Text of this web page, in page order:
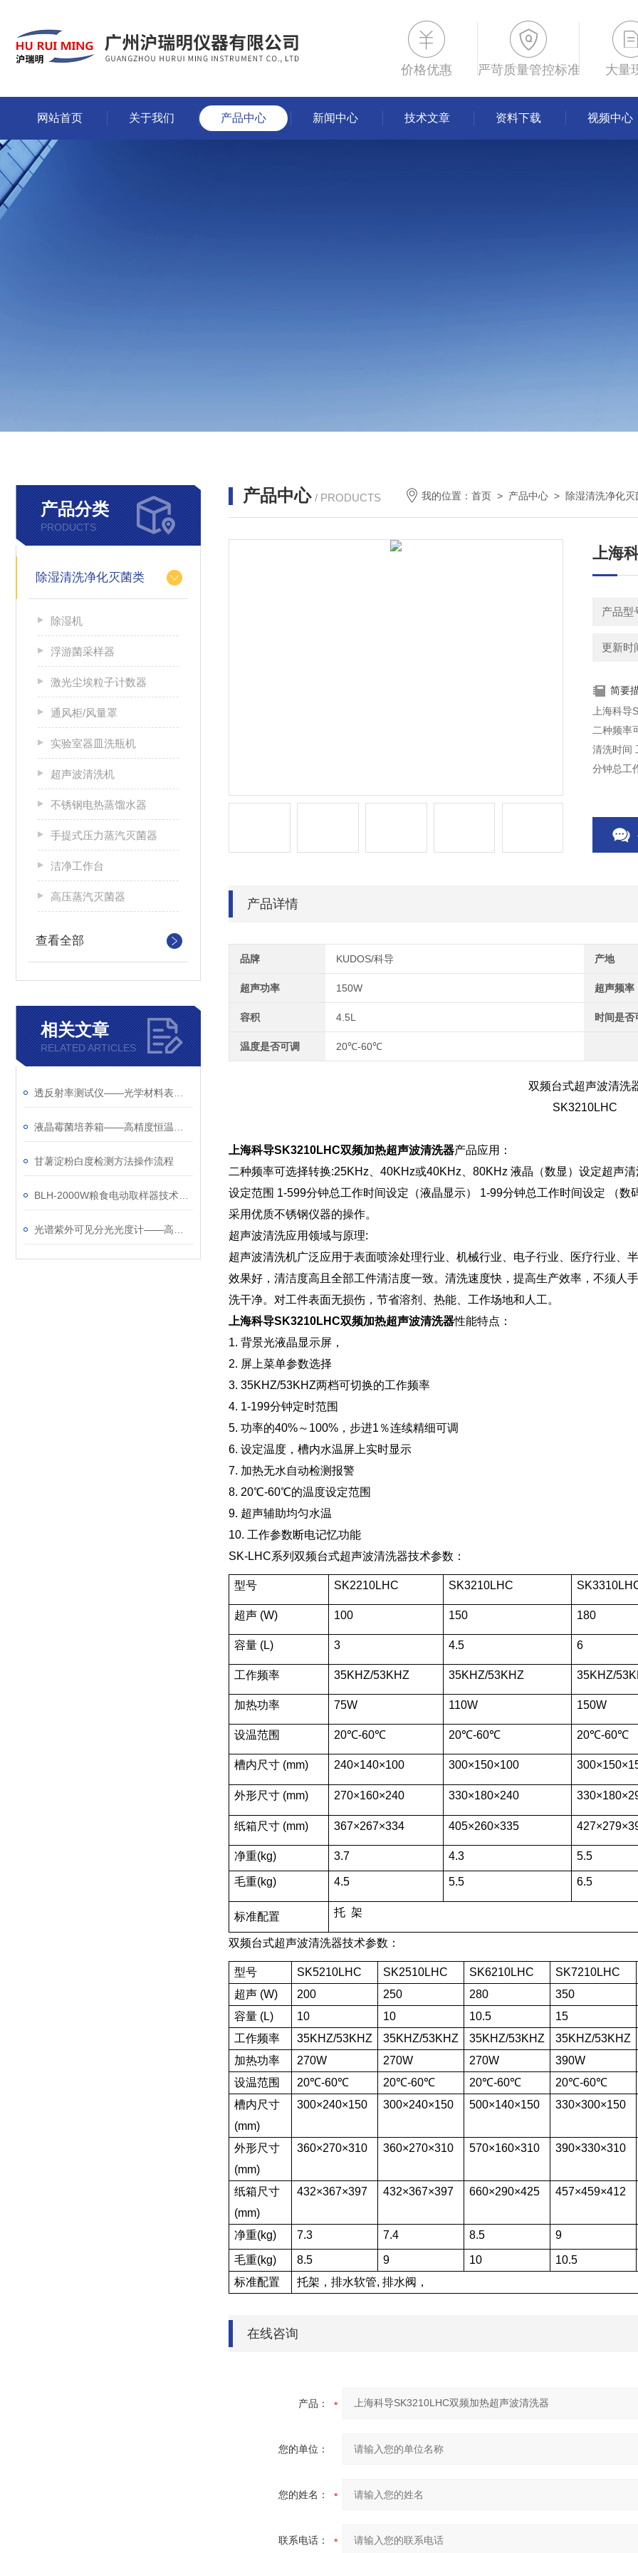
价格优惠 严苛质量管控标准 大量
网站首页 关于我们 产品中心 新闻中心 技术文章 资料下载 视频中心
产品分类
PRODUCTS
除湿清洗净化灭菌类
除湿机
浮游菌采样器
激光尘埃粒子计数器
通风柜/风量罩
实验室器皿洗瓶机
超声波清洗机
不锈钢电热蒸馏水器
手提式压力蒸汽灭菌器
洁净工作台
高压蒸汽灭菌器
查看全部
相关文章
RELATED ARTICLES
甘薯淀粉白度检测方法操作流程
产品中心 / PRODUCTS 我的位置：首页 > 产品中心 > 除湿清洗净化灭
上海
产品型
更新时
简要
上海科导
二种频率
清洗时间
分钟总工
产品详情
品牌 KUDOS/科导 产地
超声功率 150W 超声频率
容积 4.5L 时间是否
温度是否可调 20℃-60℃
双频台式超声波清洗
SK3210LHC
上海科导SK3210LHC双频加热超声波清洗器产品应用：
二种频率可选择转换:25KHz、40KHz或40KHz、80KHz 液晶（数显）设定超声
设定范围 1-599分钟总工作时间设定（液晶显示） 1-99分钟总工作时间设定 （
采用优质不锈钢仪器的操作。
超声波清洗应用领域与原理:
超声波清洗机广泛应用于表面喷涂处理行业、机械行业、电子行业、医疗行业、
效果好，清洁度高且全部工件清洁度一致。清洗速度快，提高生产效率，不须人
洗干净。对工件表面无损伤，节省溶剂、热能、工作场地和人工。
上海科导SK3210LHC双频加热超声波清洗器性能特点：
1. 背景光液晶显示屏，
2. 屏上菜单参数选择
3. 35KHZ/53KHZ两档可切换的工作频率
4. 1-199分钟定时范围
5. 功率的40%～100%，步进1％连续精细可调
6. 设定温度，槽内水温屏上实时显示
7. 加热无水自动检测报警
8. 20℃-60℃的温度设定范围
9. 超声辅助均匀水温
10. 工作参数断电记忆功能
SK-LHC系列双频台式超声波清洗器技术参数：
型号 SK2210LHC SK3210LHC
超声 (W) 100 150 180
容量 (L) 3 4.5 6
工作频率 35KHZ/53KHZ 35KHZ/53KHZ 35KHZ/
加热功率 75W 110W 150W
设温范围 20℃-60℃ 20℃-60℃ 20℃-60℃
槽内尺寸 (mm) 240×140×100 300×150×100
外形尺寸 (mm) 270×160×240 330×180×240
纸箱尺寸 (mm) 367×267×334 405×260×335
净重(kg) 3.7 4.3 5.5
毛重(kg) 4.5 5.5 6.5
标准配置 托 架
双频台式超声波清洗器技术参数：
型号 SK5210LHC SK2510LHC SK6210LHC SK7210LHC
超声 (W)
200 250 280 350
容量 (L)
10 10 10.5 15
工作频率
35KHZ/53KHZ 35KHZ/53KHZ 35KHZ/53KHZ 35KHZ/53KHZ
加热功率
270W 270W 270W 390W
设温范围
20℃-60℃ 20℃-60℃ 20℃-60℃ 20℃-60℃
槽内尺寸
(mm)
300×240×150 300×240×150 500×140×150 330×300×150
外形尺寸
(mm)
360×270×310 360×270×310 570×160×310 390×330×310
纸箱尺寸
(mm)
432×367×397 432×367×397 660×290×425 457×459×412
净重(kg) 7.3 7.4 8.5 9
毛重(kg) 8.5 9 10 10.5
标准配置
托架，排水软管, 排水阀，
在线咨询
产品：
您的单位：
您的姓名：
联系电话：